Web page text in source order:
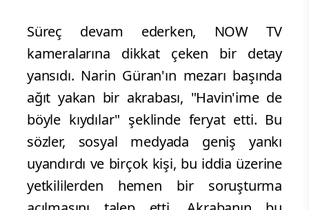
Süreç devam ederken, NOW TV
kameralarına dikkat çeken bir detay
yansıdı. Narin Güran'ın mezarı başında
ağıt yakan bir akrabası, "Havin'ime de
böyle kıydılar" şeklinde feryat etti. Bu
sözler, sosyal medyada geniş yankı
uyandırdı ve birçok kişi, bu iddia üzerine
yetkililerden hemen bir soruşturma